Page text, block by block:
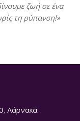
ζωή σε ένα
τη ρύπανση!»
Λάρνακα